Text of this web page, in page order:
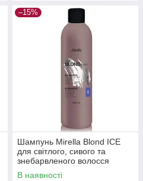
–15%
Шампунь Mirella Blond ICE
для світлого, сивого та
знебарвленого волосся
10462 . 300мл
В наявності